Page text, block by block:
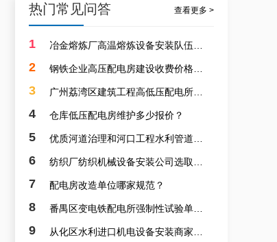
热门常见问答 查看更多 >
1
2
3
4 仓库低压配电房维护多少报价？
5
6
7 配电房改造单位哪家规范？
8
9
白云医院高压配电房托管案例|按照规定